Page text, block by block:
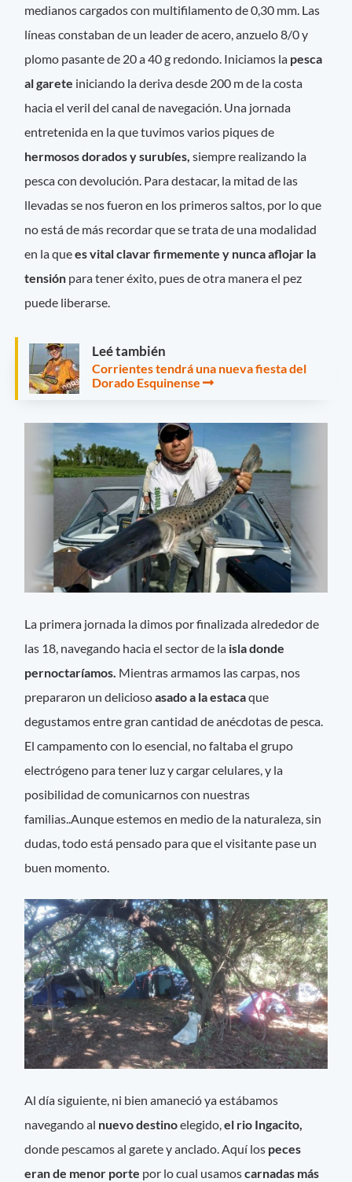
medianos cargados con multifilamento de 0,30 mm. Las
líneas constaban de un leader de acero, anzuelo 8/0 y
plomo pasante de 20 a 40 g redondo. Iniciamos la pesca
al garete iniciando la deriva desde 200 m de la costa
hacia el veril del canal de navegación. Una jornada
entretenida en la que tuvimos varios piques de
hermosos dorados y surubíes,siempre realizando la
pesca con devolución. Para destacar, la mitad de las
llevadas se nos fueron en los primeros saltos, por lo que
no está de más recordar que se trata de una modalidad
en la quees vital clavar firmemente y nunca aflojar la
tensión para tener éxito, pues de otra manera el pez
puede liberarse.
Leé también
Corrientes tendrá una nueva fiesta del
Dorado Esquinense
La primera jornada la dimos por finalizada alrededor de
las 18, navegando hacia el sector de la isla donde
pernoctaríamos. Mientras armamos las carpas, nos
prepararon un deliciosoasado a la estacaque
degustamos entre gran cantidad de anécdotas de pesca.
El campamento con lo esencial, no faltaba el grupo
electrógeno para tener luz y cargar celulares, y la
posibilidad de comunicarnos con nuestras
familias..Aunque estemos en medio de la naturaleza, sin
dudas, todo está pensado para que el visitante pase un
buen momento.
Al día siguiente, ni bien amaneció ya estábamos
navegando al nuevo destinoelegido,el rio Ingacito,
donde pescamos al garete y anclado. Aquí los peces
eran de menor porte por lo cual usamoscarnadas más